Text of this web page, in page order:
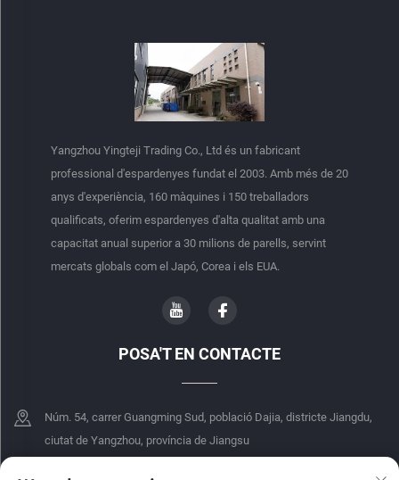
Yangzhou Yingteji Trading Co., Ltd és un fabricant
professional d'espardenyes fundat el 2003. Amb més de 20
anys d'experiència, 160 màquines i 150 treballadors
qualificats, oferim espardenyes d'alta qualitat amb una
capacitat anual superior a 30 milions de parells, servint
mercats globals com el Japó, Corea i els EUA.
POSA'T EN CONTACTE
Núm. 54, carrer Guangming Sud, població Dajia, districte Jiangdu,
ciutat de Yangzhou, província de Jiangsu